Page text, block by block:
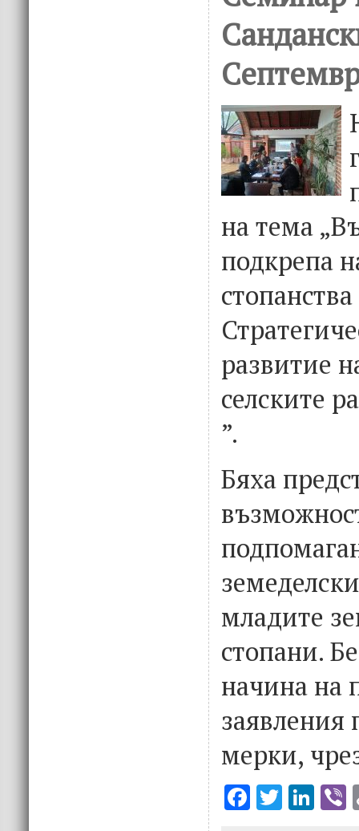
на тема
подкрепа
развитие
селските
”.
Бяха
младите
стопани.
начина на
заявления
мерки,
F T Li